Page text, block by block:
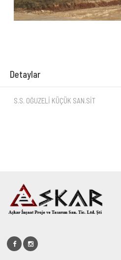
Detaylar
S.S. OĞUZELİ KÜÇÜK SAN.SİT